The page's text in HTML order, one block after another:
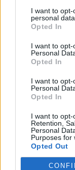
I want to
personal data.
Opted In
I want to
Personal
Opted In
I want to
Personal
Opted In
I want to opt-
Retention,
Personal
Purposes for
Opted Out
БП няма да
9.6.19
Жива
dedoto1 каза: ↑
е тея две
няма да правя